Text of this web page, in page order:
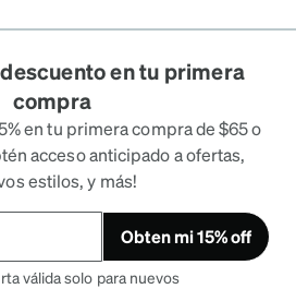
en tu primera
compra
en tu primera compra de $65 o
acceso anticipado a ofertas,
estilos, y más!
Obten mi 15% off
válida solo para nuevos